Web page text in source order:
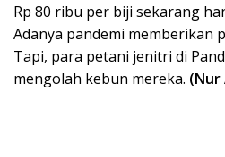
Rp 80 ribu per biji sekarang
Adanya pandemi memberikan
Tapi, para petani jenitri di
mengolah kebun mereka. (Nur